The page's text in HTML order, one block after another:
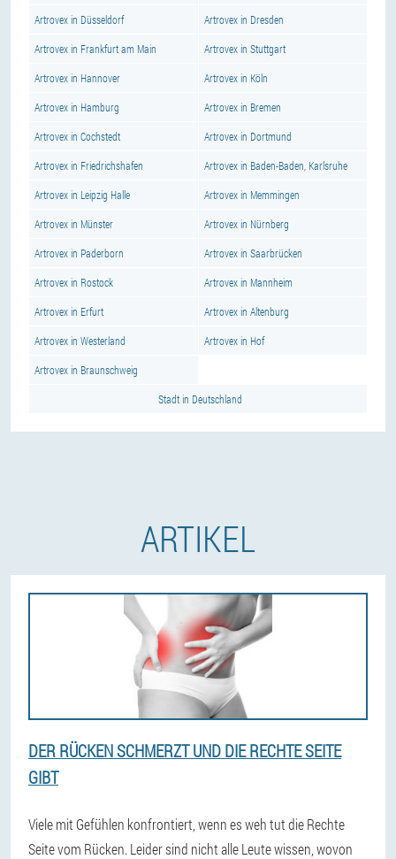
Artrovex in Düsseldorf Artrovex in Dresden
Artrovex in Frankfurt am Main Artrovex in Stuttgart
Artrovex in Hannover Artrovex in Köln
Artrovex in Hamburg Artrovex in Bremen
Artrovex in Cochstedt Artrovex in Dortmund
Artrovex in Friedrichshafen Artrovex in Baden-Baden, Karlsruhe
Artrovex in Leipzig Halle Artrovex in Memmingen
Artrovex in Münster Artrovex in Nürnberg
Artrovex in Paderborn Artrovex in Saarbrücken
Artrovex in Rostock Artrovex in Mannheim
Artrovex in Erfurt Artrovex in Altenburg
Artrovex in Westerland Artrovex in Hof
Artrovex in Braunschweig
Stadt in Deutschland
ARTIKEL
DER RÜCKEN SCHMERZT UND DIE RECHTE SEITE
GIBT
Viele mit Gefühlen konfrontiert, wenn es weh tut die Rechte
Seite vom Rücken. Leider sind nicht alle Leute wissen, wovon